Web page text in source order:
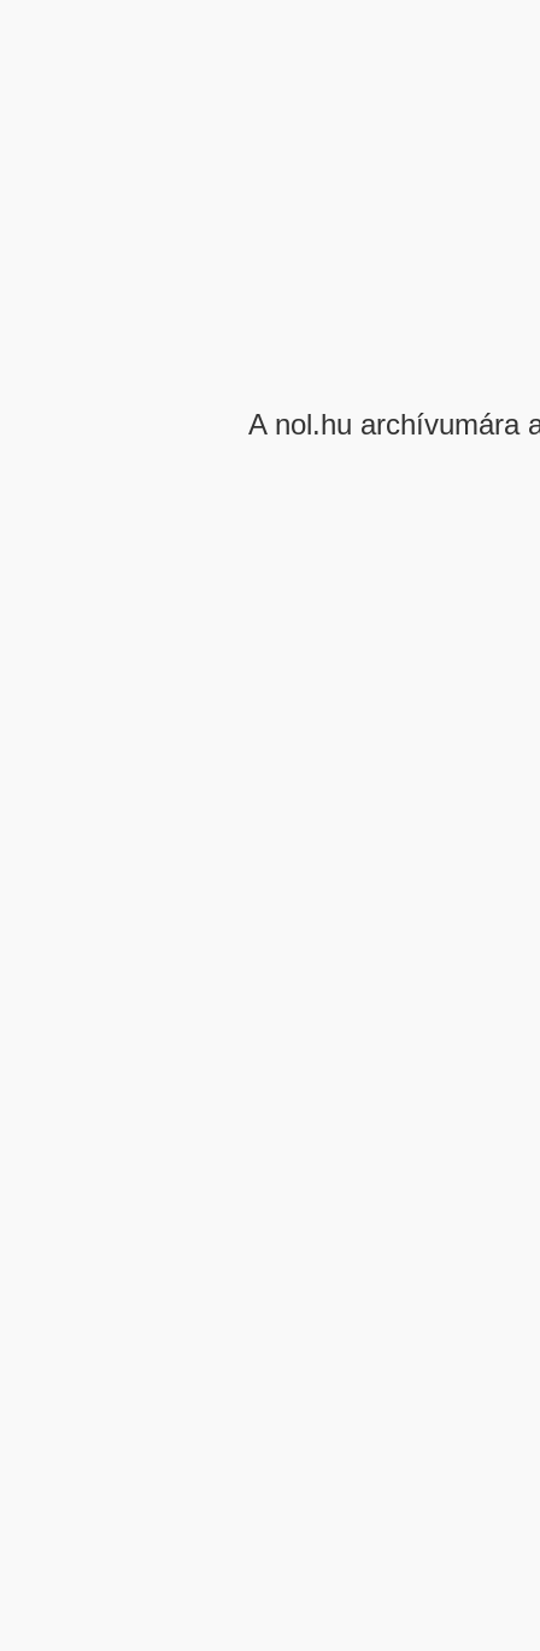
A nol.hu archívumára